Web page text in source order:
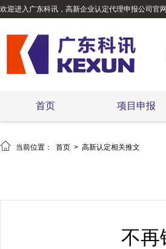
欢迎进入广东科讯，高新企业认定代理申报公司官
首页 项目申报
 当前位置： 首页 > 高新认定相关推文
不再